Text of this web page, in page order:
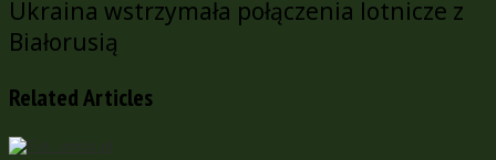
Ukraina wstrzymała połączenia lotnicze z
Białorusią
Related Articles